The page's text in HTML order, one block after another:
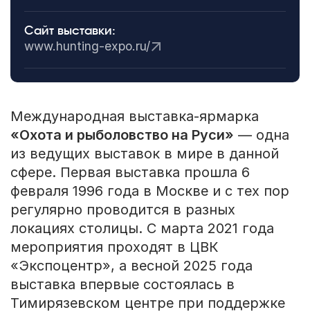
Сайт выставки:
www.hunting-expo.ru/
Международная выставка-ярмарка
«Охота и рыболовство на Руси» — одна
из ведущих выставок в мире в данной
сфере. Первая выставка прошла 6
февраля 1996 года в Москве и с тех пор
регулярно проводится в разных
локациях столицы. С марта 2021 года
мероприятия проходят в ЦВК
«Экспоцентр», а весной 2025 года
выставка впервые состоялась в
Тимирязевском центре при поддержке